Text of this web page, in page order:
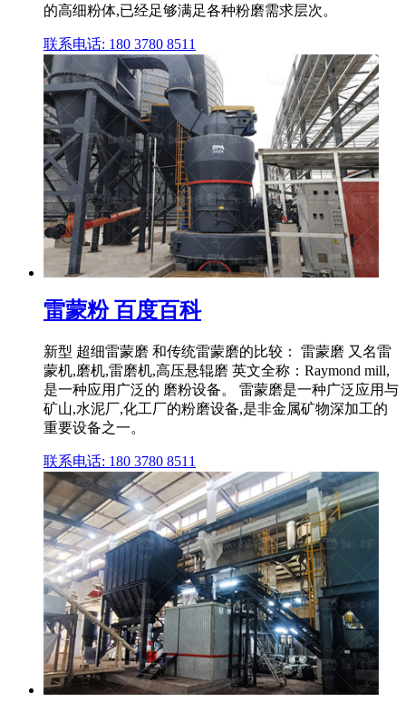
的高细粉体,已经足够满足各种粉磨需求层次。
联系电话: 180 3780 8511
雷蒙粉 百度百科
新型 超细雷蒙磨 和传统雷蒙磨的比较： 雷蒙磨 又名雷
蒙机,磨机,雷磨机,高压悬辊磨 英文全称：Raymond mill,
是一种应用广泛的 磨粉设备。 雷蒙磨是一种广泛应用与
矿山,水泥厂,化工厂的粉磨设备,是非金属矿物深加工的
重要设备之一。
联系电话: 180 3780 8511